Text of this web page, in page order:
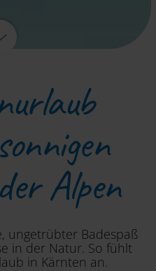
Alpen
ungetrübter Badespaß
in der Natur. So fühlt
in Kärnten an.